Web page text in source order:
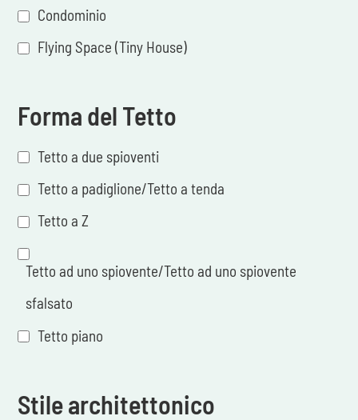
Condominio
Flying Space (Tiny House)
Forma del Tetto
Tetto a due spioventi
Tetto a padiglione/Tetto a tenda
Tetto a Z
Tetto ad uno spiovente/Tetto ad uno spiovente
sfalsato
Tetto piano
Stile architettonico